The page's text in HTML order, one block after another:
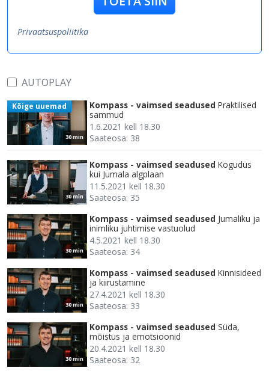
Privaatsuspoliitika
AUTOPLAY
30 min
Kõige uuemad Kompass - vaimsed seadused Praktilised
sammud
1.6.2021 kell 18.30
Saateosa: 38
30 min
Kompass - vaimsed seadused Kogudus
kui Jumala algplaan
11.5.2021 kell 18.30
Saateosa: 35
30 min
Kompass - vaimsed seadused Jumaliku ja
inimliku juhtimise vastuolud
4.5.2021 kell 18.30
Saateosa: 34
30 min
Kompass - vaimsed seadused Kinnisideed
ja kiirustamine
27.4.2021 kell 18.30
Saateosa: 33
30 min
Kompass - vaimsed seadused Süda,
mõistus ja emotsioonid
20.4.2021 kell 18.30
Saateosa: 32